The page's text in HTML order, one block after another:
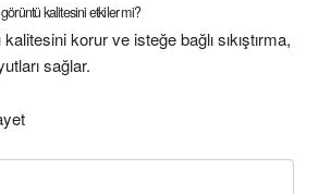
kalitesini etkiler mi?
korur ve isteğe bağlı sıkıştırma,
sağlar.